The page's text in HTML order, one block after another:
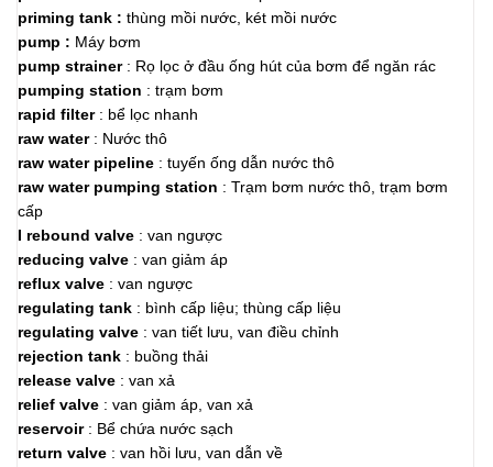
priming tank : thùng mồi nước, két mồi nước
pump : Máy bơm
pump strainer: Rọ lọc ở đầu ống hút của bơm để ngăn rác
pumping station : trạm bơm
rapid filter : bể lọc nhanh
raw water : Nước thô
raw water pipeline : tuyến ống dẫn nước thô
raw water pumping station : Trạm bơm nước thô, trạm bơm
cấp
I rebound valve : van ngược
reducing valve: van giảm áp
reflux valve : van ngược
regulating tank : bình cấp liệu; thùng cấp liệu
regulating valve : van tiết lưu, van điều chỉnh
rejection tank: buồng thải
release valve : van xả
relief valve : van giảm áp, van xả
reservoir : Bể chứa nước sạch
return valve : van hồi lưu, van dẫn về